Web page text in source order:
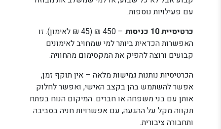
עם פעילויות נוספות.
כרטיסיית 10 כניסות
– 450 ₪ (45 ₪ לאימון). זו
האפשרות הכדאית ביותר למי שמחויב לאימונים
קבועים ורוצה להפיק את המקסימום מהחוויה.
הכרטיסיות נותנות גמישות מלאה – אין תוקף זמן,
אפשר להשתמש בהן בקצב האישי, ואפשר לחלוק
אותן עם בני משפחה או חברים. המיקום הנוח בפתח
תקווה מקל על ההגעה, עם אפשרויות חניה בסביבה
ותחבורה ציבורית.